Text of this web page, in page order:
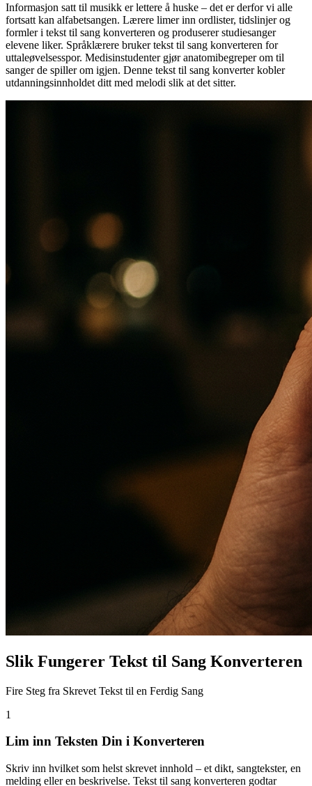
Informasjon satt til musikk er lettere å huske – det er derfor vi alle
fortsatt kan alfabetsangen. Lærere limer inn ordlister, tidslinjer og
formler i tekst til sang konverteren og produserer studiesanger
elevene liker. Språklærere bruker tekst til sang konverteren for
uttaleøvelsesspor. Medisinstudenter gjør anatomibegreper om til
sanger de spiller om igjen. Denne tekst til sang konverter kobler
utdanningsinnholdet ditt med melodi slik at det sitter.
Slik Fungerer Tekst til Sang Konverteren
Fire Steg fra Skrevet Tekst til en Ferdig Sang
1
Lim inn Teksten Din i Konverteren
Skriv inn hvilket som helst skrevet innhold – et dikt, sangtekster, en
melding eller en beskrivelse. Tekst til sang konverteren godtar